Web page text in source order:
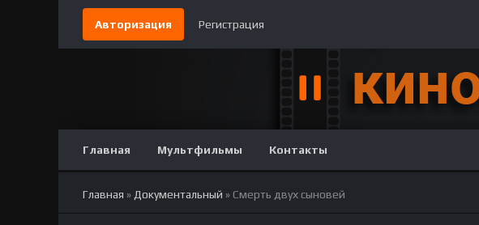
Авторизация Регистрация
Главная Мультфильмы Контакты
Главная » Документальный » Смерть двух сыновей